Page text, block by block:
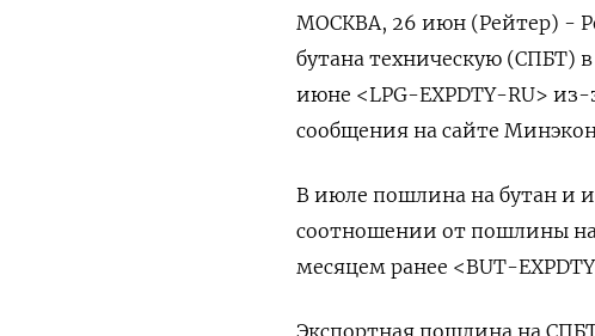
МОСКВА, 26 июн (Рейтер) -
бутана техническую (СПБТ)
июне <LPG-EXPDTY-RU>
сообщения на сайте
В ‌июле пошлина на бутан и
соотношении от пошлины на
месяцем ранее <BUT-
Экспортная пошлина на